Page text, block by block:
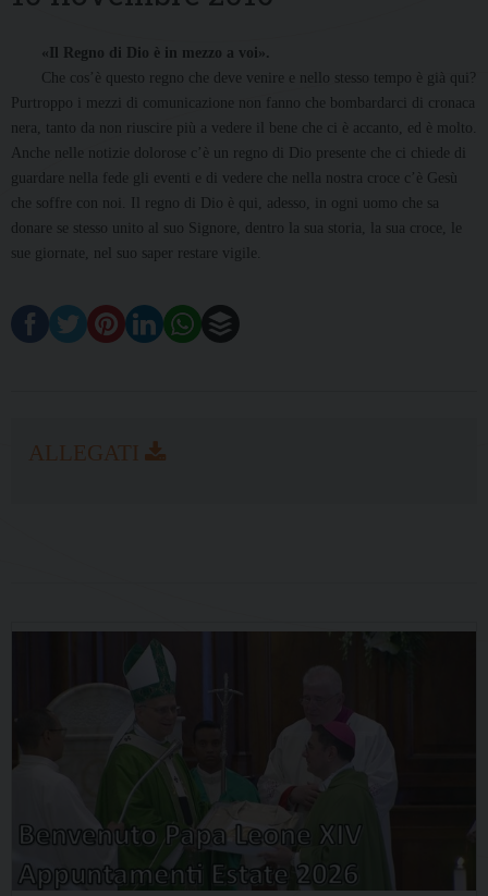
«Il Regno di Dio è in mezzo a voi».
Che cos’è questo regno che deve venire e nello stesso tempo è già qui?
Purtroppo i mezzi di comunicazione non fanno che bombardarci di cronaca
nera, tanto da non riuscire più a vedere il bene che ci è accanto, ed è molto.
Anche nelle notizie dolorose c’è un regno di Dio presente che ci chiede di
guardare nella fede gli eventi e di vedere che nella nostra croce c’è Gesù
che soffre con noi. Il regno di Dio è qui, adesso, in ogni uomo che sa
donare se stesso unito al suo Signore, dentro la sua storia, la sua croce, le
sue giornate, nel suo saper restare vigile.